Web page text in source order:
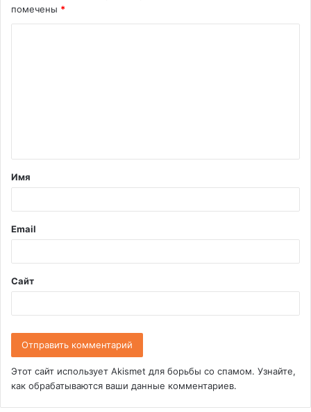
помечены *
т
а
й
*
Имя
Email
Сайт
Этот сайт использует Akismet для борьбы со спамом. Узнайте,
как обрабатываются ваши данные комментариев.